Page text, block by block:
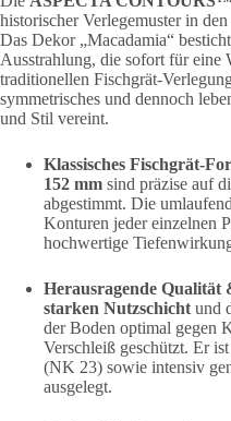
historischer Verlegemuster in
Das Dekor „Macadamia“
Ausstrahlung, die sofort für eine
traditionellen Fischgrät-
symmetrisches und dennoch
und Stil vereint.
Klassisches Fischgrät-
152 mm sind präzise auf
abgestimmt. Die
Konturen jeder einzelnen
hochwertige
Herausragende Qualität
starken Nutzschicht und
der Boden optimal gegen
Verschleiß geschützt. Er
(NK 23) sowie intensiv
ausgelegt.